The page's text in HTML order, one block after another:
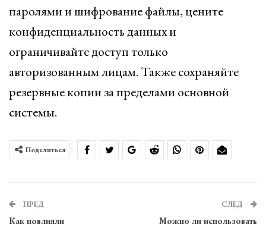
паролями и шифрование файлы, цените
конфиденциальность данных и
ограничивайте доступ только
авторизованным лицам. Также сохраняйте
резервные копии за пределами основной
системы.
Поделиться
ПРЕД
Как повлияли
СЛЕД
Можно ли использовать